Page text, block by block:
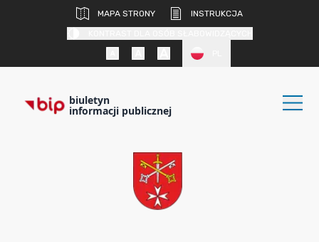
MAPA STRONY
INSTRUKCJA
biuletyn
informacji publicznej